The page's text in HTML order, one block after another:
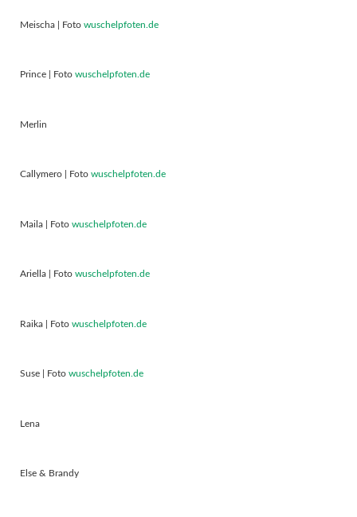
Meischa | Foto wuschelpfoten.de
Prince | Foto wuschelpfoten.de
Merlin
Callymero | Foto wuschelpfoten.de
Maila | Foto wuschelpfoten.de
Ariella | Foto wuschelpfoten.de
Raika | Foto wuschelpfoten.de
Suse | Foto wuschelpfoten.de
Lena
Else & Brandy